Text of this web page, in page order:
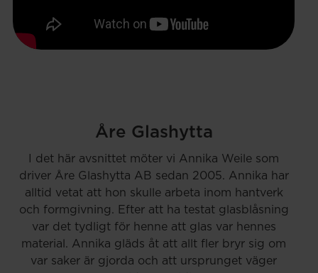
Åre Glashytta
I det här avsnittet möter vi Annika Weile som
driver Åre Glashytta AB sedan 2005. Annika har
alltid vetat att hon skulle arbeta inom hantverk
och formgivning. Efter att ha testat glasblåsning
var det tydligt för henne att glas var hennes
material. Annika gläds åt att allt fler bryr sig om
var saker är gjorda och att ursprunget väger